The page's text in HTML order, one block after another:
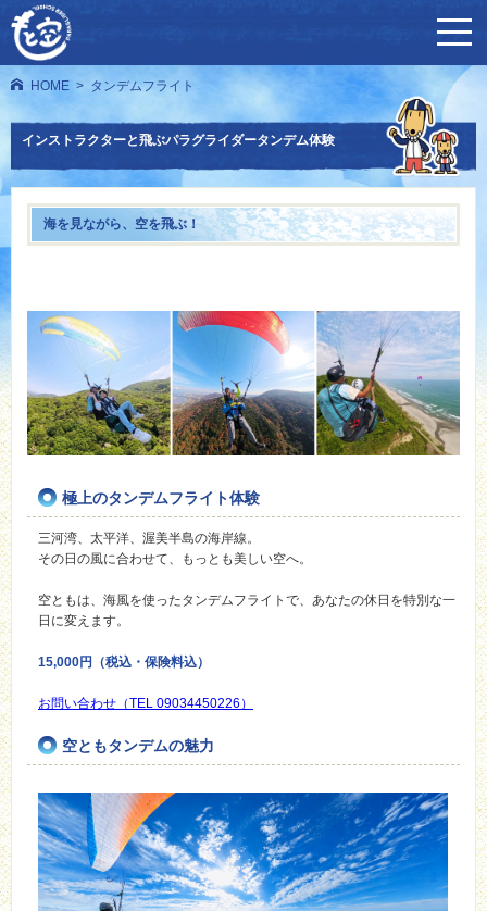
HOME タンデムフライト
インストラクターと飛ぶパラグライダータンデム体験
海を見ながら、空を飛ぶ！
極上のタンデムフライト体験
三河湾、太平洋、渥美半島の海岸線。
その日の風に合わせて、もっとも美しい空へ。
空ともは、海風を使ったタンデムフライトで、あなたの休日を特別な一
日に変えます。
15,000円（税込・保険料込）
お問い合わせ（TEL 09034450226）
空ともタンデムの魅力